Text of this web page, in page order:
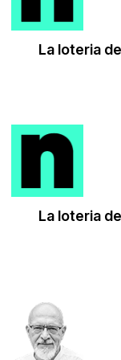
La loteria
La loteria